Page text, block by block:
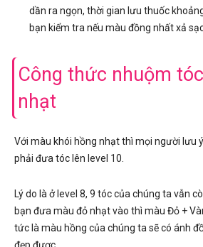
dần ra ngọn, thời gian lưu thuốc
bạn kiểm tra nếu màu đồng nhất xả
Công thức nhuộm
nhạt
Với màu khói hồng nhạt thì mọi người lưu
phải đưa tóc lên level 10.
Lý do là ở level 8, 9 tóc của chúng ta vẫn
bạn đưa màu đỏ nhạt vào thì màu Đỏ +
tức là màu hồng của chúng ta sẽ có ánh